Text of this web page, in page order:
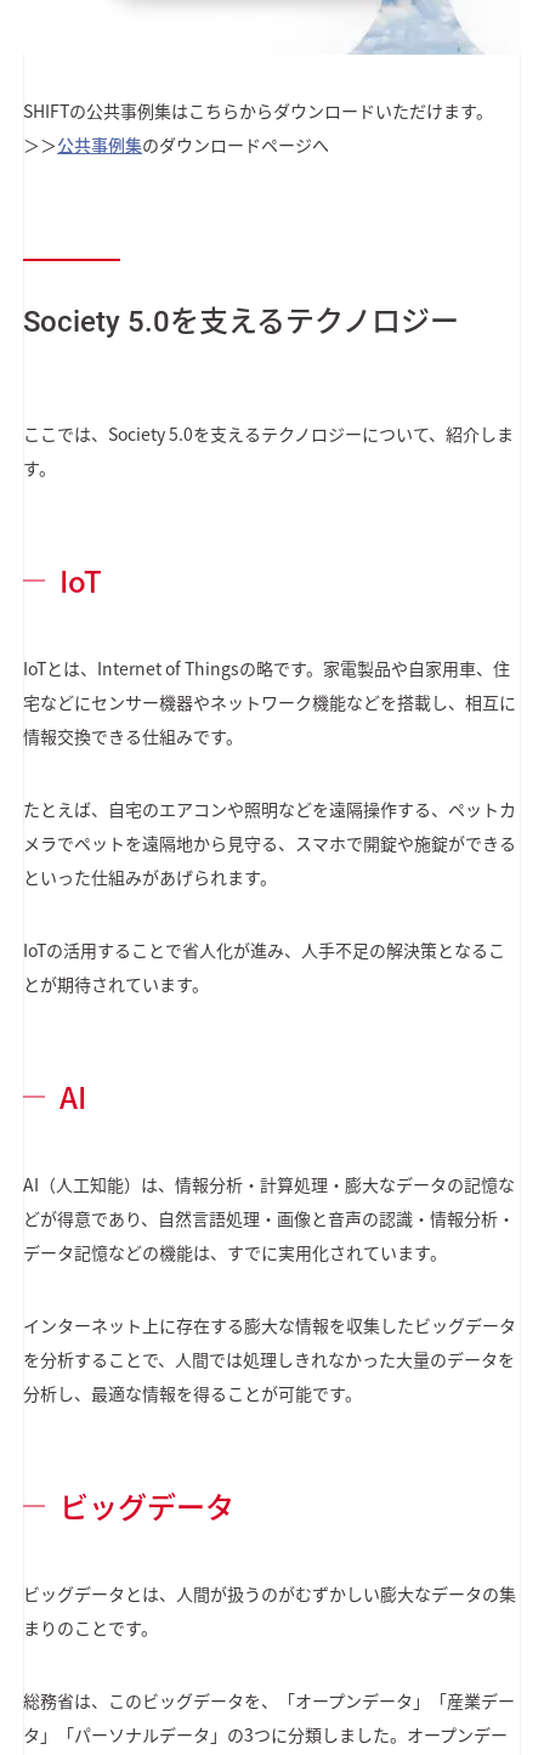
SHIFTの公共事例集はこちらからダウンロードいただけます。
＞＞公共事例集のダウンロードページへ
Society 5.0を支えるテクノロジー
ここでは、Society 5.0を支えるテクノロジーについて、紹介しま
す。
IoT
IoTとは、Internet of Thingsの略です。家電製品や自家用車、住
宅などにセンサー機器やネットワーク機能などを搭載し、相互に
情報交換できる仕組みです。
たとえば、自宅のエアコンや照明などを遠隔操作する、ペットカ
メラでペットを遠隔地から見守る、スマホで開錠や施錠ができる
といった仕組みがあげられます。
IoTの活用することで省人化が進み、人手不足の解決策となるこ
とが期待されています。
AI
AI（人工知能）は、情報分析・計算処理・膨大なデータの記憶な
どが得意であり、自然言語処理・画像と音声の認識・情報分析・
データ記憶などの機能は、すでに実用化されています。
インターネット上に存在する膨大な情報を収集したビッグデータ
を分析することで、人間では処理しきれなかった大量のデータを
分析し、最適な情報を得ることが可能です。
ビッグデータ
ビッグデータとは、人間が扱うのがむずかしい膨大なデータの集
まりのことです。
総務省は、このビッグデータを、「オープンデータ」「産業デー
タ」「パーソナルデータ」の3つに分類しました。オープンデー